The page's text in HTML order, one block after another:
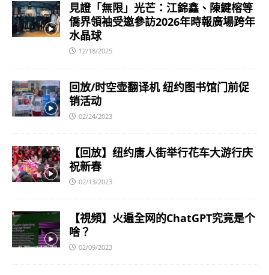
見證「無限」光芒：江錦鑫、陳鍵榕等
僑界領袖受邀參訪2026年時報廣場跨年
水晶球
12/18/2025
回放/时空壶翻译机 纽约图书馆门前促
销活动
02/24/2023
【回放】纽约唐人街举行花车大游行庆
祝新春
02/13/2023
【視頻】火遍全网的ChatGPT究竟是个
啥？
02/09/2023